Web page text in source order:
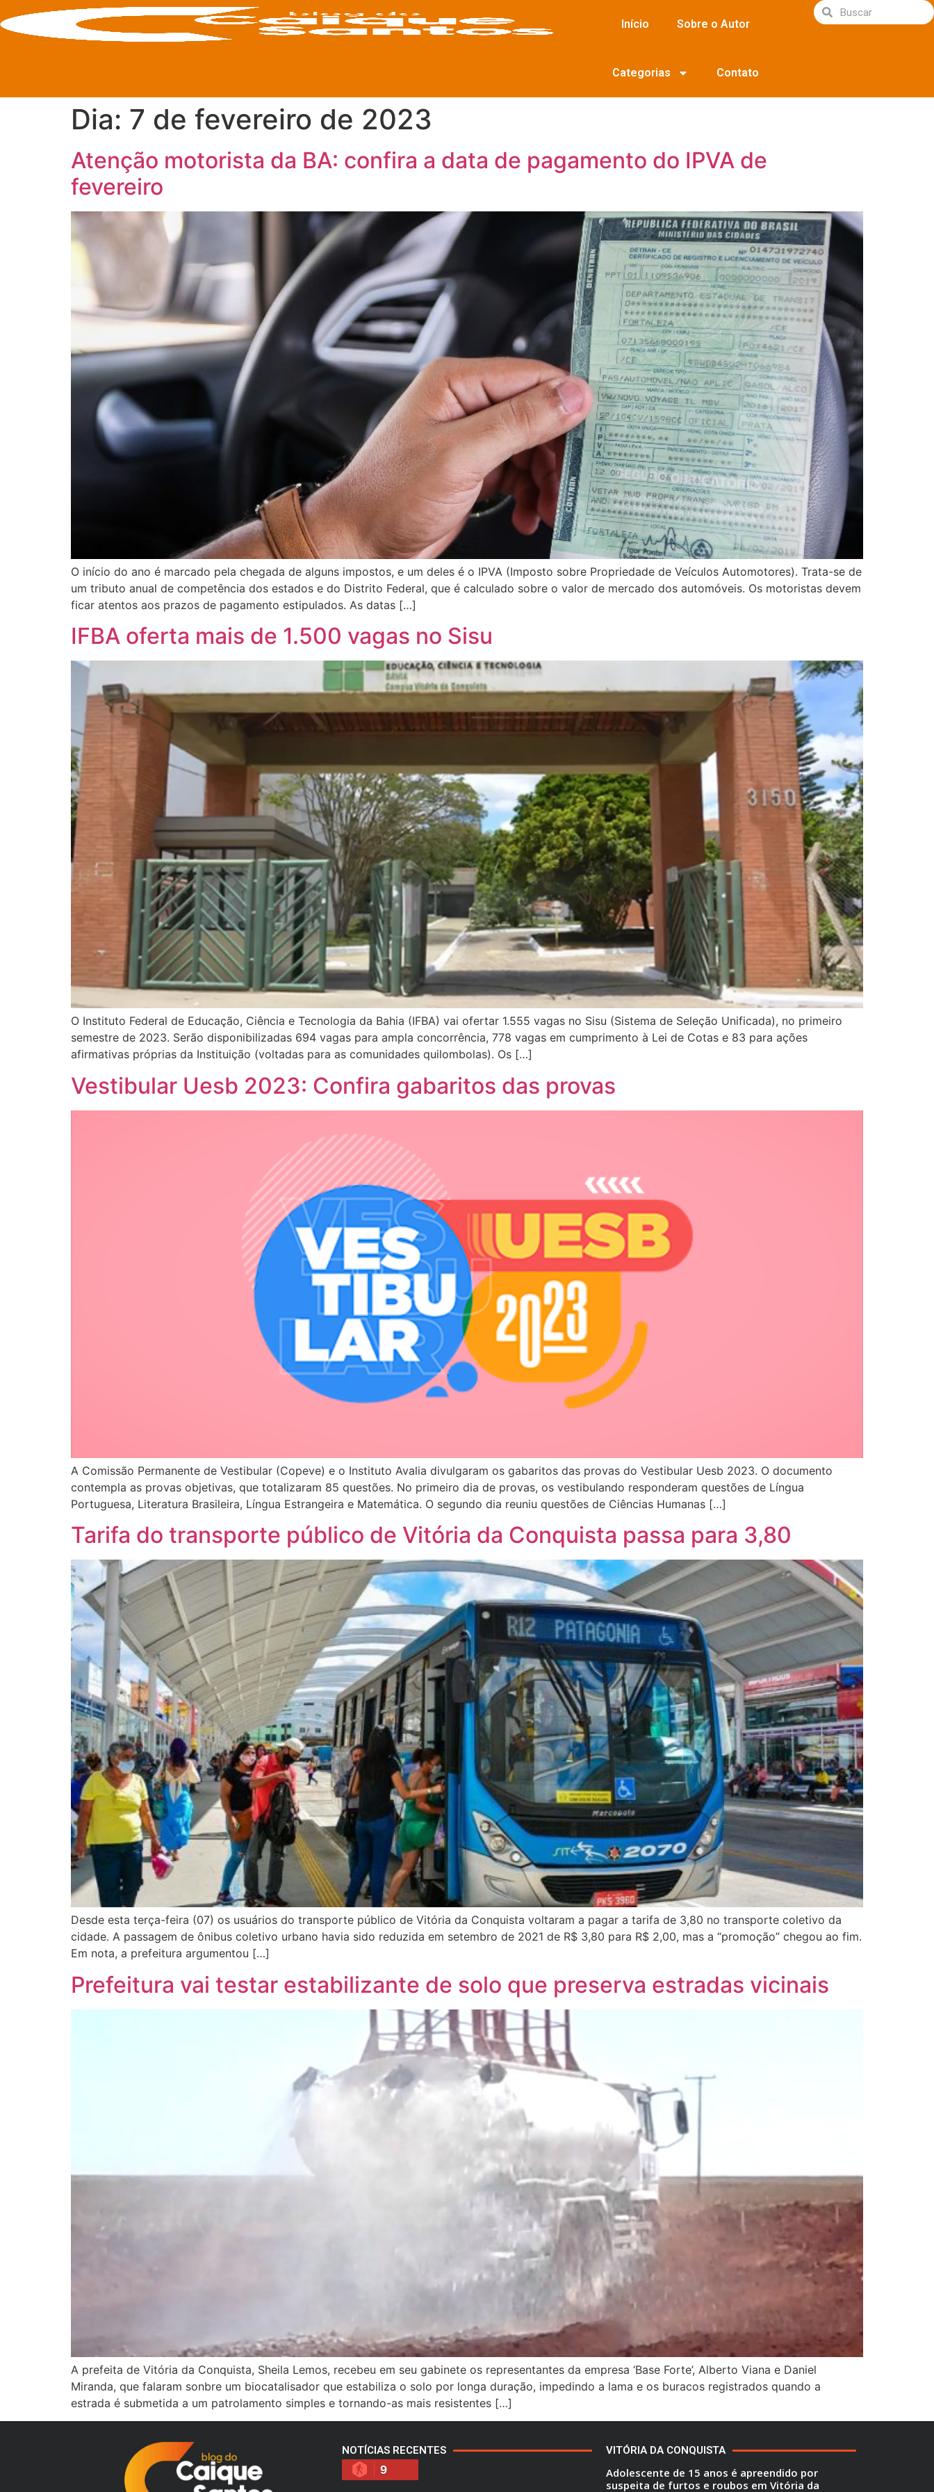
Início Sobre o Autor
Categorias Contato
Dia: 7 de fevereiro de 2023
Atenção motorista da BA: confira a data de pagamento do IPVA de
fevereiro
O início do ano é marcado pela chegada de alguns impostos, e um deles é o IPVA (Imposto sobre Propriedade de Veículos Automotores). Trata-se de
um tributo anual de competência dos estados e do Distrito Federal, que é calculado sobre o valor de mercado dos automóveis. Os motoristas devem
ficar atentos aos prazos de pagamento estipulados. As datas […]
IFBA oferta mais de 1.500 vagas no Sisu
O Instituto Federal de Educação, Ciência e Tecnologia da Bahia (IFBA) vai ofertar 1.555 vagas no Sisu (Sistema de Seleção Unificada), no primeiro
semestre de 2023. Serão disponibilizadas 694 vagas para ampla concorrência, 778 vagas em cumprimento à Lei de Cotas e 83 para ações
afirmativas próprias da Instituição (voltadas para as comunidades quilombolas). Os […]
Vestibular Uesb 2023: Confira gabaritos das provas
A Comissão Permanente de Vestibular (Copeve) e o Instituto Avalia divulgaram os gabaritos das provas do Vestibular Uesb 2023. O documento
contempla as provas objetivas, que totalizaram 85 questões. No primeiro dia de provas, os vestibulando responderam questões de Língua
Portuguesa, Literatura Brasileira, Língua Estrangeira e Matemática. O segundo dia reuniu questões de Ciências Humanas […]
Tarifa do transporte público de Vitória da Conquista passa para 3,80
Desde esta terça-feira (07) os usuários do transporte público de Vitória da Conquista voltaram a pagar a tarifa de 3,80 no transporte coletivo da
cidade. A passagem de ônibus coletivo urbano havia sido reduzida em setembro de 2021 de R$ 3,80 para R$ 2,00, mas a “promoção” chegou ao fim.
Em nota, a prefeitura argumentou […]
Prefeitura vai testar estabilizante de solo que preserva estradas vicinais
A prefeita de Vitória da Conquista, Sheila Lemos, recebeu em seu gabinete os representantes da empresa ‘Base Forte’, Alberto Viana e Daniel
Miranda, que falaram sonbre um biocatalisador que estabiliza o solo por longa duração, impedindo a lama e os buracos registrados quando a
estrada é submetida a um patrolamento simples e tornando-as mais resistentes […]
NOTÍCIAS RECENTES
9
VITÓRIA DA CONQUISTA
Adolescente de 15 anos é apreendido por
suspeita de furtos e roubos em Vitória da